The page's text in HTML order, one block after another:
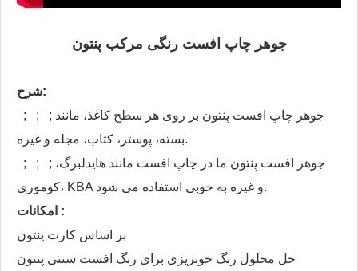
جوهر چاپ افست رنگی مرکب پنتون
شرح:
; ; ; جوهر چاپ افست پنتون بر روی هر سطح کاغذ، مانند
بسته، پوستر، کتاب، مجله و غیره.
; ; ; جوهر افست پنتون ما در چاپ افست مانند هایدلبرگ،
کوموری، KBA و غیره به خوبی استفاده می شود.
امکانات :
بر اساس کارت پنتون
حل محلول رنگ خونریزی برای رنگ افست سنتی پنتون